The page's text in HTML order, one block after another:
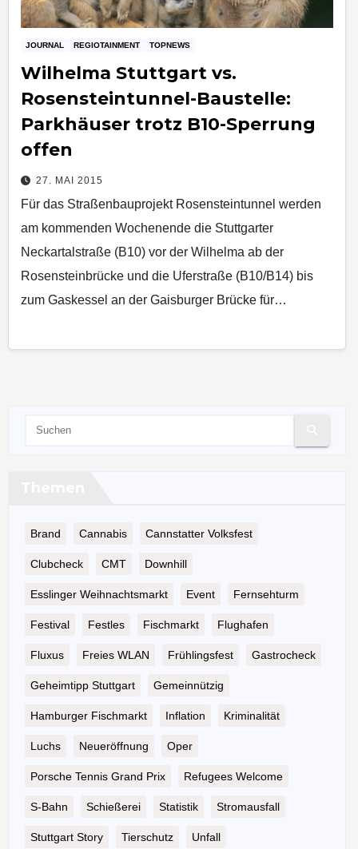
JOURNAL REGIOTAINMENT TOPNEWS
Wilhelma Stuttgart vs.
Rosensteintunnel-Baustelle:
Parkhäuser trotz B10-Sperrung
offen
27. MAI 2015
Für das Straßenbauprojekt Rosensteintunnel werden
am kommenden Wochenende die Stuttgarter
Neckartalstraße (B10) vor der Wilhelma ab der
Rosensteinbrücke und die Uferstraße (B10/B14) bis
zum Gaskessel an der Gaisburger Brücke für…
Brand Cannabis Cannstatter Volksfest
Clubcheck CMT Downhill
Esslinger Weihnachtsmarkt Event Fernsehturm
Festival Festles Fischmarkt Flughafen
Fluxus Freies WLAN Frühlingsfest Gastrocheck
Geheimtipp Stuttgart Gemeinnützig
Hamburger Fischmarkt Inflation Kriminalität
Luchs Neueröffnung Oper
Porsche Tennis Grand Prix Refugees Welcome
S-Bahn Schießerei Statistik Stromausfall
Stuttgart Story Tierschutz Unfall